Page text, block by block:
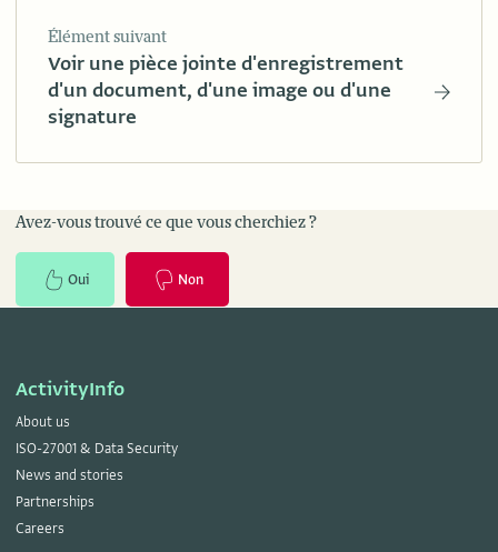
Élément suivant
Voir une pièce jointe d'enregistrement
d'un document, d'une image ou d'une
signature
Avez-vous trouvé ce que vous cherchiez ?
Oui Non
ActivityInfo
About us
ISO-27001 & Data Security
News and stories
Partnerships
Careers